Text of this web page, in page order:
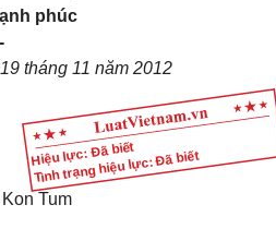
Hiệu lực: Đã biết
Tình trạng hiệu lực: Đã biết
phúc
tháng 11 năm 2012
Tum